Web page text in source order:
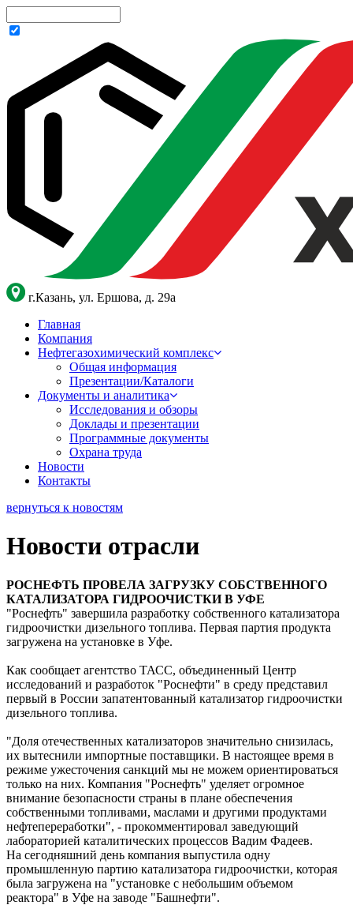
г.Казань, ул. Ершова, д. 29а
Главная
Компания
Нефтегазохимический комплекс
Общая информация
Презентации/Каталоги
Документы и аналитика
Исследования и обзоры
Доклады и презентации
Программные документы
Охрана труда
Новости
Контакты
вернуться к новостям
Новости отрасли
РОСНЕФТЬ ПРОВЕЛА ЗАГРУЗКУ СОБСТВЕННОГО
КАТАЛИЗАТОРА ГИДРООЧИСТКИ В УФЕ
"Роснефть" завершила разработку собственного катализатора
гидроочистки дизельного топлива. Первая партия продукта
загружена на установке в Уфе.
Как сообщает агентство ТАСС, объединенный Центр
исследований и разработок "Роснефти" в среду представил
первый в России запатентованный катализатор гидроочистки
дизельного топлива.
"Доля отечественных катализаторов значительно снизилась,
их вытеснили импортные поставщики. В настоящее время в
режиме ужесточения санкций мы не можем ориентироваться
только на них. Компания "Роснефть" уделяет огромное
внимание безопасности страны в плане обеспечения
собственными топливами, маслами и другими продуктами
нефтепереработки", - прокомментировал заведующий
лабораторией каталитических процессов Вадим Фадеев.
На сегодняшний день компания выпустила одну
промышленную партию катализатора гидроочистки, которая
была загружена на "установке с небольшим объемом
реактора" в Уфе на заводе "Башнефти".